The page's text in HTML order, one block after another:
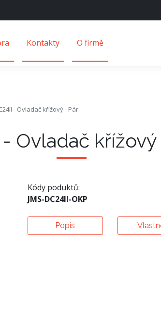
Kontakty O firmě
- Ovladač křížový - Pár
- Ovladač
Kódy poduktů:
JMS-DC24II-OKP
Popis